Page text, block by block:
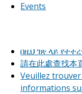
Events
በዚህ ገጽ ላይ
請在此處查找本
Veuillez
informations